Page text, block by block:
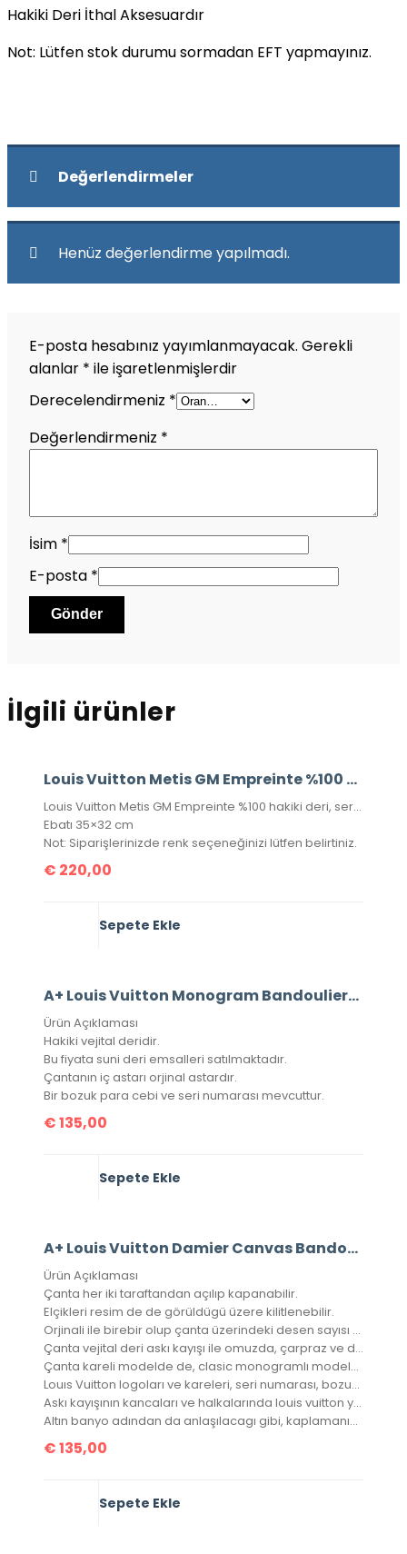
Hakiki Deri İthal Aksesuardır
Not: Lütfen stok durumu sormadan EFT yapmayınız.
Değerlendirmeler
Henüz değerlendirme yapılmadı.
E-posta hesabınız yayımlanmayacak. Gerekli
alanlar * ile işaretlenmişlerdir
Derecelendirmeniz *
Değerlendirmeniz *
İsim *
E-posta *
İlgili ürünler
Louis Vuitton Metis GM Empreinte %100 Hakiki Deri
Louis Vuitton Metis GM Empreinte %100 hakiki deri, seri numaralı, kutulu, toz torbalo, sertifikalı.
Ebatı 35×32 cm
Not: Siparişlerinizde renk seçeneğinizi lütfen belirtiniz.
€ 220,00
Sepete Ekle
A+ Louis Vuitton Monogram Bandouliere Speedy 30’Luk Vejital Deri (LV33)
Ürün Açıklaması
Hakiki vejital deridir.
Bu fiyata suni deri emsalleri satılmaktadır.
Çantanın iç astarı orjinal astardır.
Bir bozuk para cebi ve seri numarası mevcuttur.
€135,00
Sepete Ekle
A+ Louis Vuitton Damier Canvas Bandouliere Speedy 30’Luk Vejital Deri
Ürün Açıklaması
Çanta her iki taraftandan açılıp kapanabilir.
Elçikleri resim de de görüldügü üzere kilitlenebilir.
Orjinali ile birebir olup çanta üzerindeki desen sayısı orjinalinde ki ile aynıdır.
Çanta vejital deri askı kayışı ile omuzda, çarpraz ve düz taşınabilir.
Çanta kareli modelde de, clasic monogramlı modelde de, orjinalinde ki kare sayısı ile çantamızdaki kare sayıları eşittir.
Louıs Vuitton logoları ve kareleri, seri numarası, bozuk para cebi ile birebir aynıdır.
Askı kayışının kancaları ve halkalarında louis vuitton yazıları mevcuttur ve metal aksamları altın banyodur.
Altın banyo adından da anlaşılacagı gibi, kaplamanın en kaliteli olanıdır. Ömürlüktür, kararma yapmaz.
€135,00
Sepete Ekle